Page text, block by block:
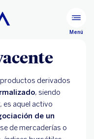
Menú
derivados
, siendo
es aquel activo
de un
de mercaderías o